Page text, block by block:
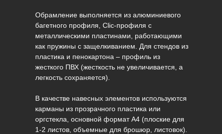
Обрамление выполняется из алюминиевого
багетного профиля, Clic-профиля с
металлическими пластинами, работающими
как пружины с защелкиванием. Для стендов из
пластика и пенокартона – профиль из
жесткого ПВХ (жесткость не увеличивается, а
легкость сохраняется).
В качестве навесных элементов используются
карманы из прозрачного пластика или
оргстекла, основной формат А4 (плоские для
1-2 листов, объемные для брошюр, листовок).